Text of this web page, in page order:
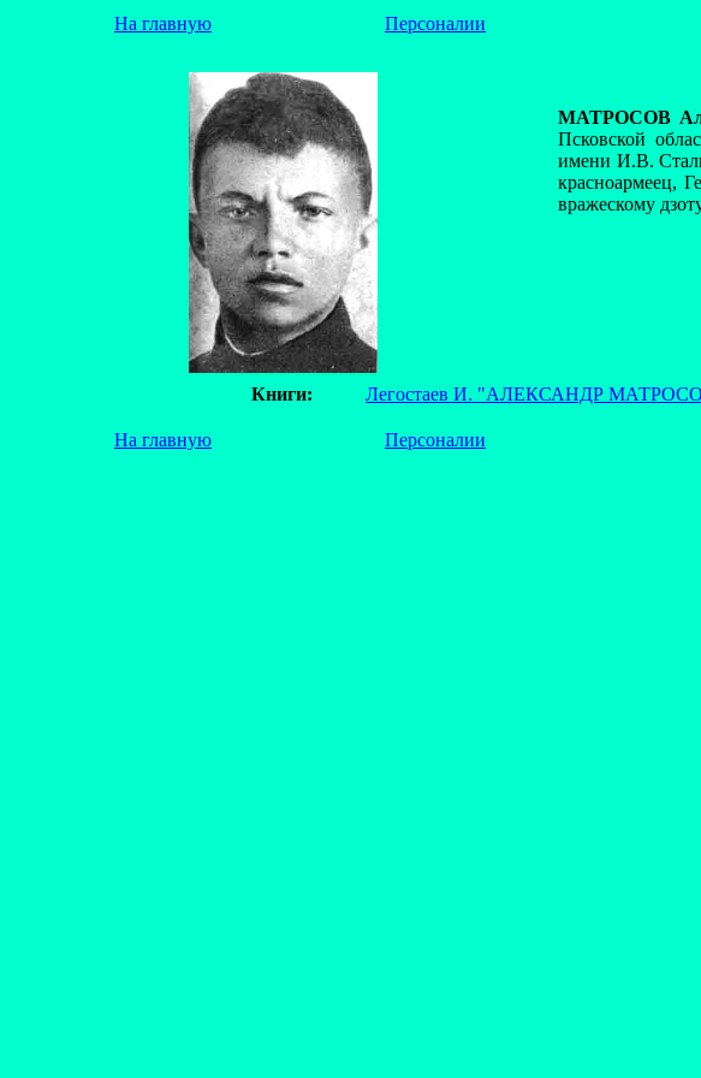
На главную
Персоналии
МАТРОСОВ
Псковской
имени И.В.
красноармеец,
вражескому
Книги: Легостаев И. "АЛЕКСАНДР
На главную Персоналии